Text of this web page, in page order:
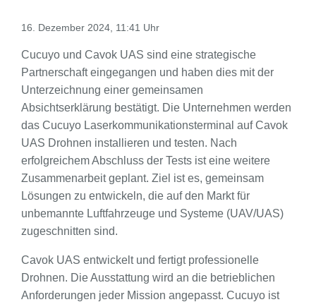
16. Dezember 2024, 11:41 Uhr
Cucuyo und Cavok UAS sind eine strategische
Partnerschaft eingegangen und haben dies mit der
Unterzeichnung einer gemeinsamen
Absichtserklärung bestätigt. Die Unternehmen werden
das Cucuyo Laserkommunikationsterminal auf Cavok
UAS Drohnen installieren und testen. Nach
erfolgreichem Abschluss der Tests ist eine weitere
Zusammenarbeit geplant. Ziel ist es, gemeinsam
Lösungen zu entwickeln, die auf den Markt für
unbemannte Luftfahrzeuge und Systeme (UAV/UAS)
zugeschnitten sind.
Cavok UAS entwickelt und fertigt professionelle
Drohnen. Die Ausstattung wird an die betrieblichen
Anforderungen jeder Mission angepasst. Cucuyo ist